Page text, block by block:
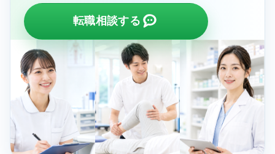
転職相談する